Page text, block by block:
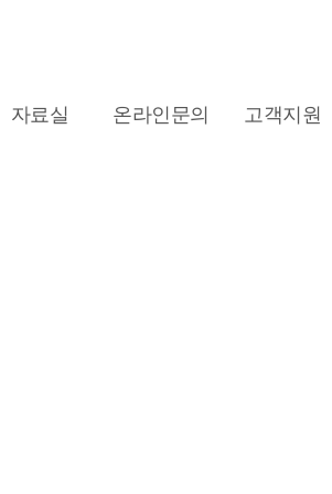
자료실 온라인문의 고객지원